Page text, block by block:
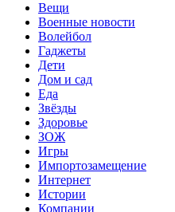
Вещи
Военные новости
Волейбол
Гаджеты
Дети
Дом и сад
Еда
Звёзды
Здоровье
ЗОЖ
Игры
Импортозамещение
Интернет
Истории
Компании